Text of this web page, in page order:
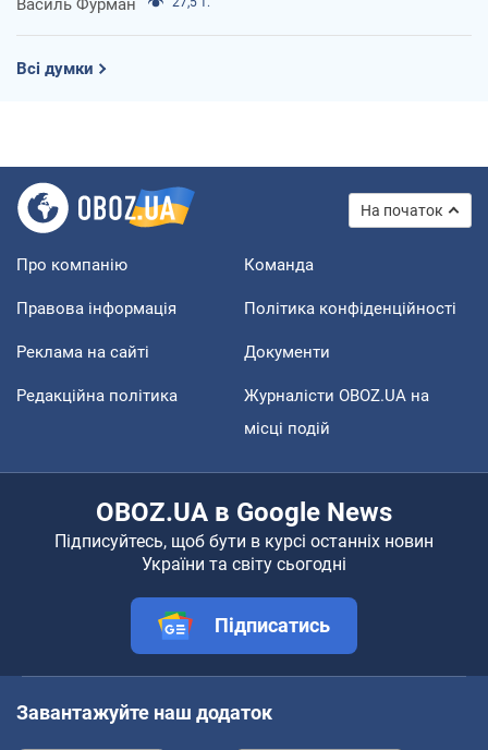
Василь Фурман
Всі думки
На початок
Про компанію Команда
Правова інформація Політика конфіденційності
Реклама на сайті Документи
Редакційна політика
Журналісти OBOZ.UA на
місці подій
OBOZ.UA в Google News
Підписуйтесь, щоб бути в курсі останніх новин
України та світу сьогодні
Підписатись
Завантажуйте наш додаток